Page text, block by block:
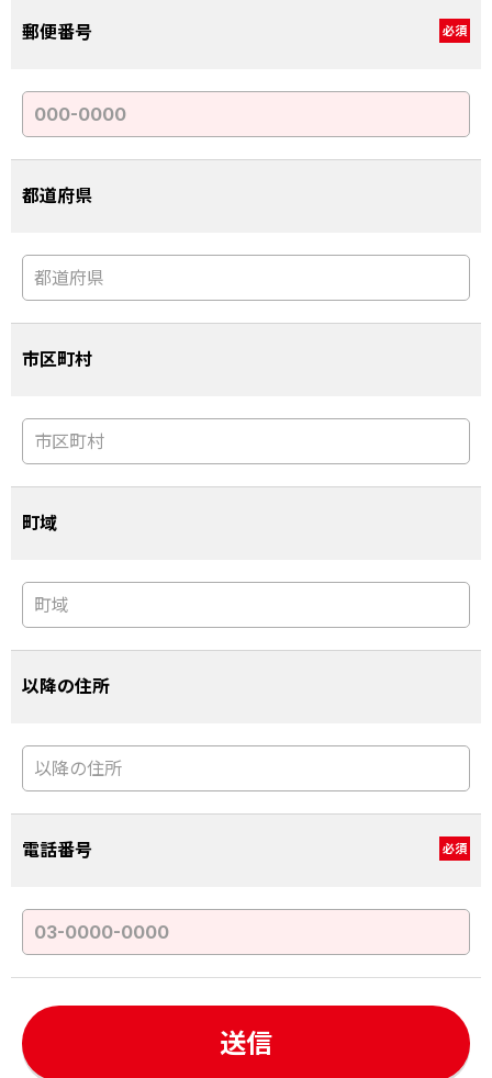
郵便番号 必須
都道府県
市区町村
町域
以降の住所
電話番号 必須